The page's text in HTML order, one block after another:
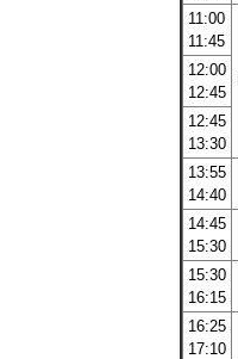
11:00
11:45
12:00
12:45
12:45
13:30
13:55
14:40
14:45
15:30
15:30
16:15
16:25
17:10